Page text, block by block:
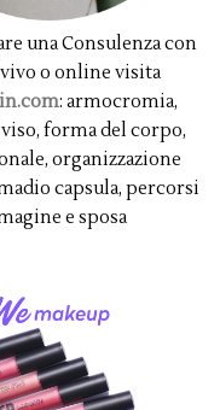
una Consulenza con
o online visita
: armocromia,
forma del corpo,
organizzazione
capsula, percorsi
e sposa